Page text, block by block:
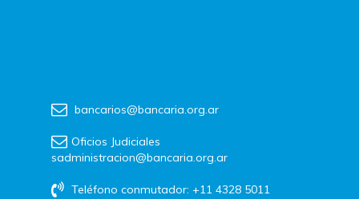
bancarios@bancaria.org.ar
Oficios Judiciales
sadministracion@bancaria.org.ar
Teléfono conmutador: +11 4328 5011